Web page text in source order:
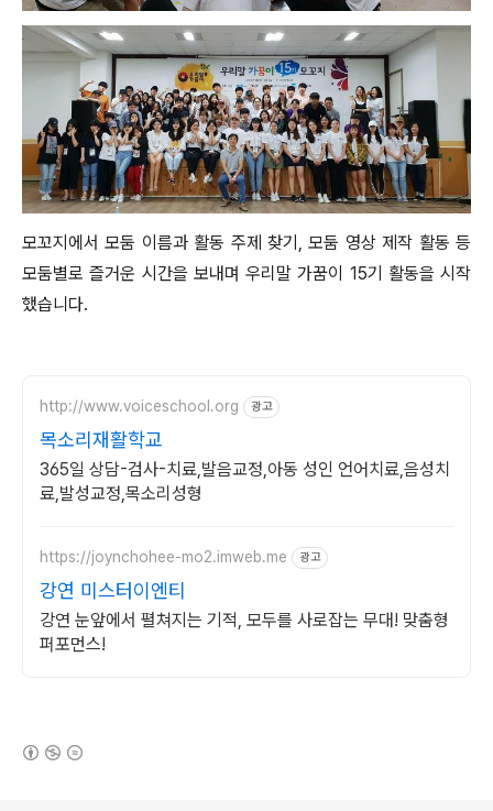
모꼬지에서 모둠 이름과 활동 주제 찾기, 모둠 영상 제작 활동 등
모둠별로 즐거운 시간을 보내며 우리말 가꿈이 15기 활동을 시작
했습니다.
http://www.voiceschool.org 광고
목소리재활학교
365일 상담-검사-치료,발음교정,아동 성인 언어치료,음성치
료,발성교정,목소리성형
https://joynchohee-mo2.imweb.me 광고
강연 미스터이엔티
강연 눈앞에서 펼쳐지는 기적, 모두를 사로잡는 무대! 맞춤형
퍼포먼스!